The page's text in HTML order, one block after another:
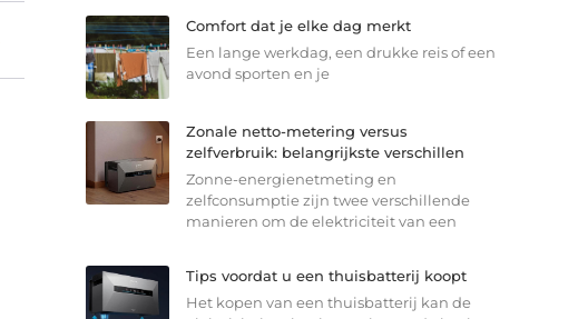
Comfort dat je elke dag merkt
Een lange werkdag, een drukke reis of een
avond sporten en je
Zonale netto-metering versus
zelfverbruik: belangrijkste verschillen
Zonne-energienetmeting en
zelfconsumptie zijn twee verschillende
manieren om de elektriciteit van een
Tips voordat u een thuisbatterij koopt
Het kopen van een thuisbatterij kan de